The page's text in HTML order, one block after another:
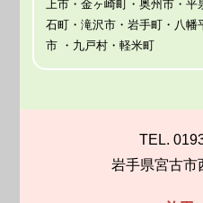
上市・金ヶ崎町・奥州市・
石町・滝沢市・岩手町・八
市 ・九戸村・軽米町
TEL.
岩手県宮古市